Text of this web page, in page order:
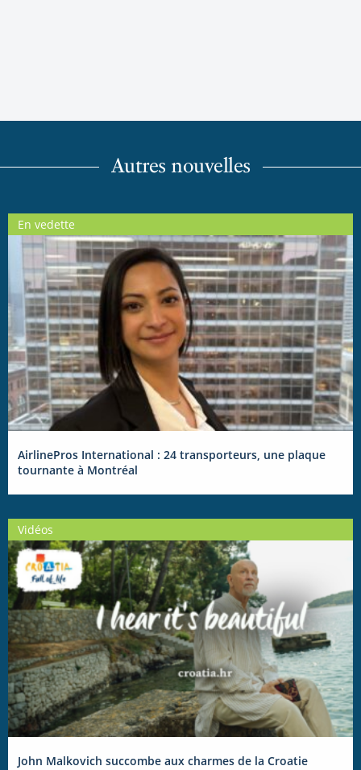
Autres nouvelles
En vedette
AirlinePros International : 24 transporteurs, une plaque
tournante à Montréal
Vidéos
John Malkovich succombe aux charmes de la Croatie